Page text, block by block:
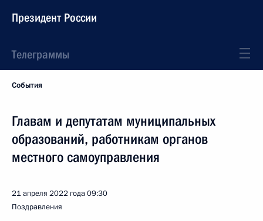
Президент России
Телеграммы
События
Главам и депутатам муниципальных
образований, работникам органов
местного самоуправления
21 апреля 2022 года09:30
Поздравления